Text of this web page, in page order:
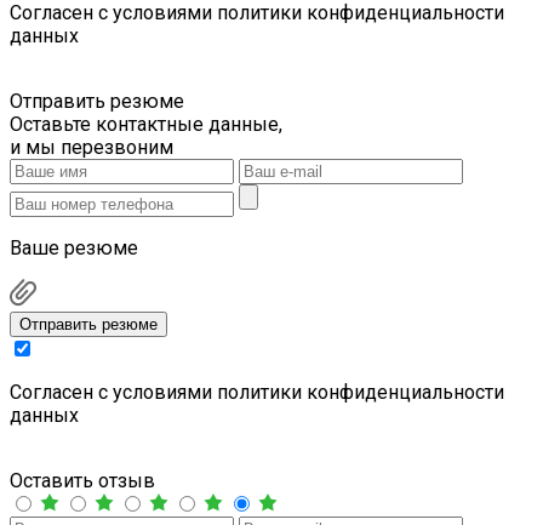
Cогласен с условиями политики конфиденциальности
данных
Отправить резюме
Оставьте контактные данные,
и мы перезвоним
Ваше резюме
Отправить резюме
Cогласен с условиями политики конфиденциальности
данных
Оставить отзыв